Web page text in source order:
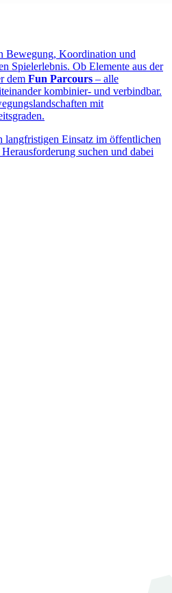
Bewegung, Koordination und
Spielerlebnis. Ob Elemente aus der
dem Fun Parcours – alle
kombinier- und verbindbar.
mit
langfristigen Einsatz im öffentlichen
suchen und dabei